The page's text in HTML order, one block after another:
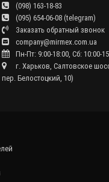
(098) 163-18-83
(095) 654-06-08 (telegram)
Заказать обратный звонок
company@mirmex.com.ua
Пн-Пт: 9:00-18:00, Сб: 10:00-
г. Харьков, Салтовское
пер. Белостоцкий, 10)